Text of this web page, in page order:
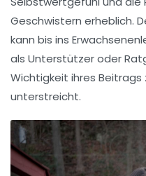
Geschwistern erheblich.
kann bis ins
als Unterstützer oder
Wichtigkeit ihres Beitrags
unterstreicht.